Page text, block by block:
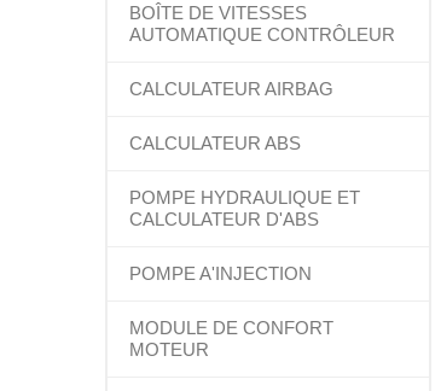
BOÎTE DE VITESSES
AUTOMATIQUE CONTRÔLEUR
CALCULATEUR AIRBAG
CALCULATEUR ABS
POMPE HYDRAULIQUE ET
CALCULATEUR D'ABS
POMPE A'INJECTION
MODULE DE CONFORT
MOTEUR